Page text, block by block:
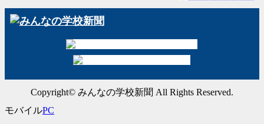
Copyright© みんなの学校新聞 All Rights Reserved.
モバイルPC